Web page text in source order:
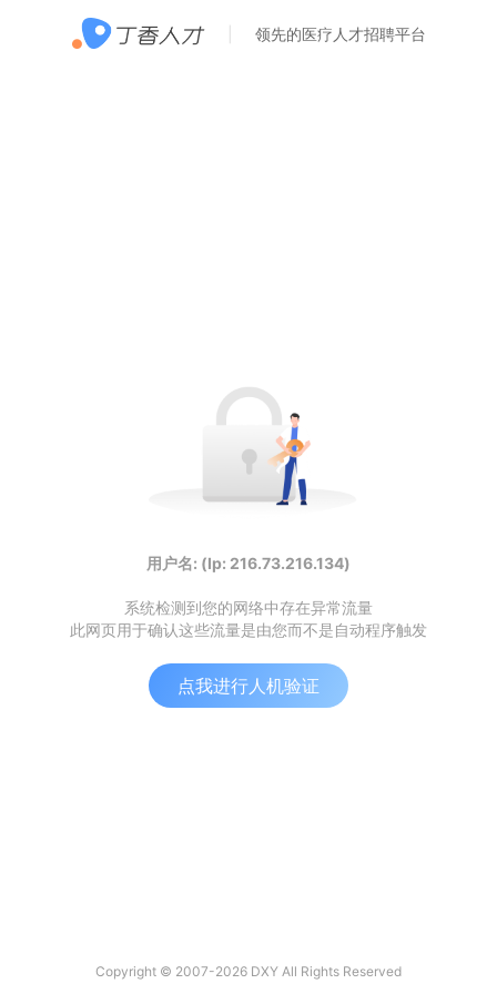
领先的医疗人才招聘平台
用户名: (Ip: 216.73.216.134)
系统检测到您的网络中存在异常流量
此网页用于确认这些流量是由您而不是自动程序触发
点我进行人机验证
Copyright © 2007-2026 DXY All Rights Reserved